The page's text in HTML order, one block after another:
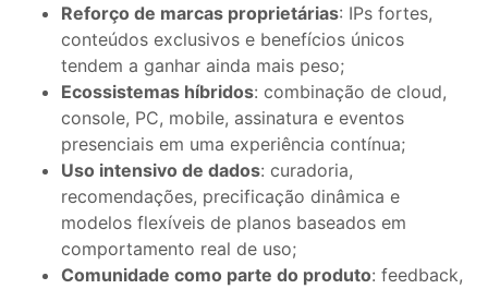
Reforço de marcas proprietárias: IPs fortes,
conteúdos exclusivos e benefícios únicos
tendem a ganhar ainda mais peso;
Ecossistemas híbridos: combinação de cloud,
console, PC, mobile, assinatura e eventos
presenciais em uma experiência contínua;
Uso intensivo de dados: curadoria,
recomendações, precificação dinâmica e
modelos flexíveis de planos baseados em
comportamento real de uso;
Comunidade como parte do produto: feedback,